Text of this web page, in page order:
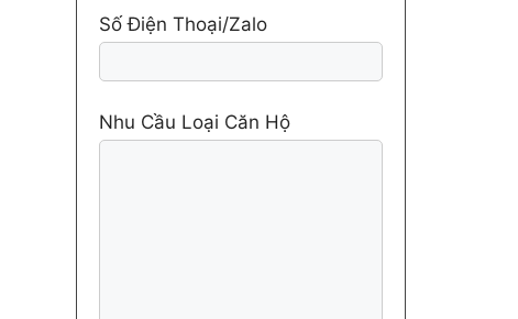
Số Điện Thoại/Zalo
Nhu Cầu Loại Căn Hộ